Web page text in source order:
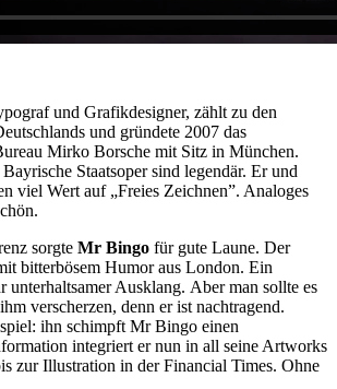
und Grafikdesigner, zählt zu den
und gründete 2007 das
Mirko Borsche mit Sitz in München.
Staatsoper sind legendär. Er und
viel Wert auf „Freies Zeichnen”. Analoges
sorgte Mr Bingo für gute Laune. Der
bitterbösem Humor aus London. Ein
unterhaltsamer Ausklang. Aber man sollte es
verscherzen, denn er ist nachtragend.
ihn schimpft Mr Bingo einen
integriert er nun in all seine Artworks
zur Illustration in der Financial Times. Ohne